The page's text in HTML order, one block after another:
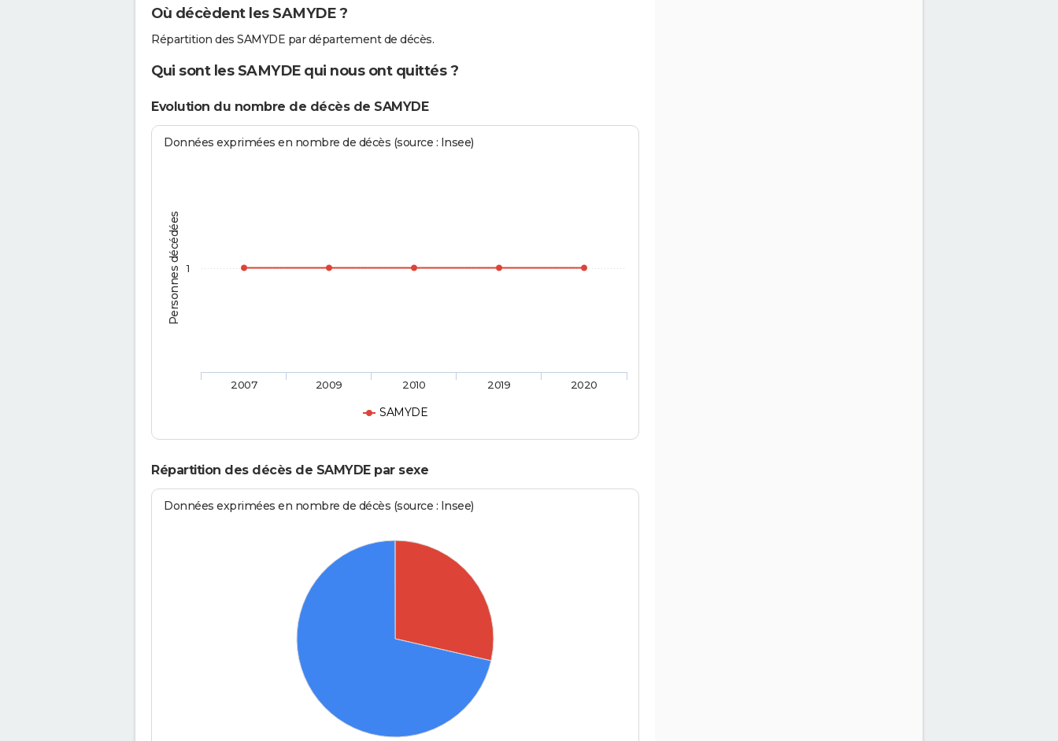
Où décèdent les SAMYDE ?
Répartition des SAMYDE par département de décès.
Qui sont les SAMYDE qui nous ont quittés ?
Evolution du nombre de décès de SAMYDE
Personnes décédées
Données exprimées en nombre de décès (source : Insee)
SAMYDE
2007 2009 2010 2019 2020
1
Répartition des décès de SAMYDE par sexe
Données exprimées en nombre de décès (source : Insee)